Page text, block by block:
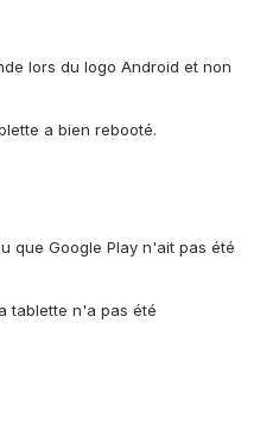
lors du logo Android et non
a bien rebooté.
que Google Play n'ait pas été
tablette n'a pas été